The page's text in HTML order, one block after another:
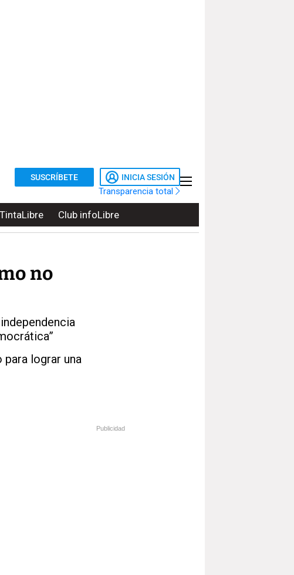
SUSCRÍBETE INICIA SESIÓN
Transparencia total
TintaLibre Club infoLibre
no
lograr una
Publicidad